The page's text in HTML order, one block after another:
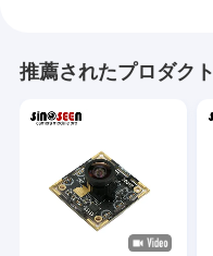
推薦されたプロダクト